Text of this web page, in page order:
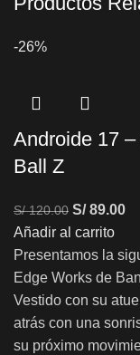
-26%
Androide 17
Ball Z
S/120.00 S/89.00
Añadir al carrito
Presentamos la
Edge Works de
Vestido con su
atrás con una
su próximo